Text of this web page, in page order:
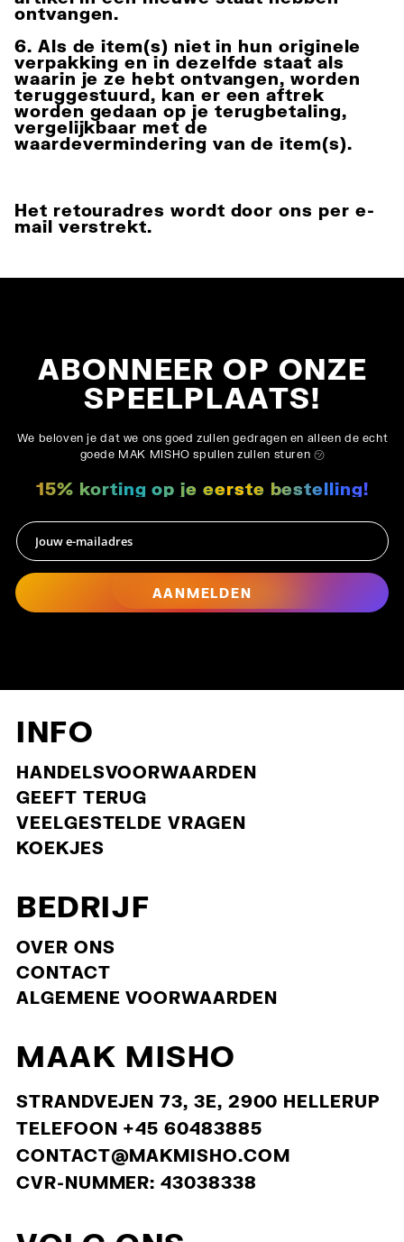
ontvangen.
6. Als de item(s) niet in hun originele
verpakking en in dezelfde staat als
waarin je ze hebt ontvangen, worden
teruggestuurd, kan er een aftrek
worden gedaan op je terugbetaling,
vergelijkbaar met de
waardevermindering van de item(s).
Het retouradres wordt door ons per e-
mail verstrekt.
ABONNEER OP ONZE
SPEELPLAATS!
We beloven je dat we ons goed zullen gedragen en alleen de echt
goede MAK MISHO spullen zullen sturen ㋡
15% korting op je eerste bestelling!
AANMELDEN
INFO
HANDELSVOORWAARDEN
GEEFT TERUG
VEELGESTELDE VRAGEN
KOEKJES
BEDRIJF
OVER ONS
CONTACT
ALGEMENE VOORWAARDEN
MAAK MISHO
STRANDVEJEN 73, 3E, 2900 HELLERUP
TELEFOON +45 60483885
CONTACT@MAKMISHO.COM
CVR-NUMMER: 43038338
alleen de echt goede MAK MISHO spullen zullen sturen
15% korting op je eerste
bestelling!
Lees onsprivacybeleid.